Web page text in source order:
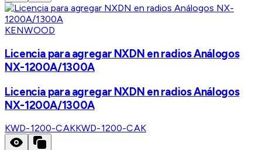
KENWOOD
Licencia para agregar NXDN en radios Análogos
NX-1200A/1300A
Licencia para agregar NXDN en radios Análogos
NX-1200A/1300A
KWD-1200-CAKKWD-1200-CAK